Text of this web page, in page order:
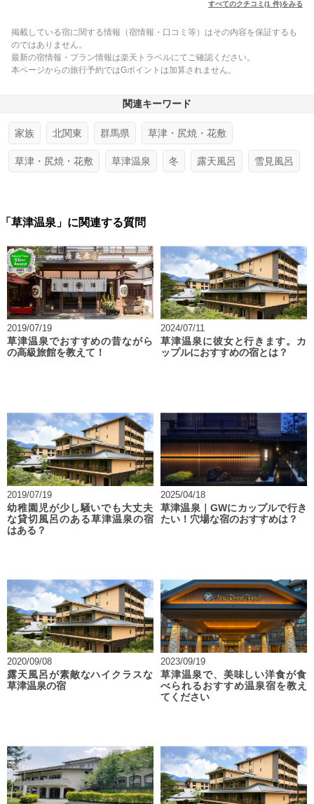
すべてのクチコミ(1 件)をみる
掲載している宿に関する情報（宿情報・口コミ等）はその内容を保証するも
のではありません。
最新の宿情報・プラン情報は楽天トラベルにてご確認ください。
本ページからの旅行予約ではGポイントは加算されません。
関連キーワード
家族 北関東 群馬県 草津・尻焼・花敷
草津・尻焼・花敷 草津温泉 冬 露天風呂 雪見風呂
「草津温泉」に関連する質問
2019/07/19
草津温泉でおすすめの昔ながら
の高級旅館を教えて！
2024/07/11
草津温泉に彼女と行きます。カ
ップルにおすすめの宿とは？
2019/07/19
幼稚園児が少し騒いでも大丈夫
な貸切風呂のある草津温泉の宿
はある？
2025/04/18
草津温泉｜GWにカップルで行き
たい！穴場な宿のおすすめは？
2020/09/08
露天風呂が素敵なハイクラスな
草津温泉の宿
2023/09/19
草津温泉で、美味しい洋食が食
べられるおすすめ温泉宿を教え
てください